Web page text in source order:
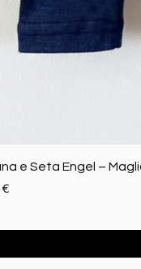
e Seta Engel –
€